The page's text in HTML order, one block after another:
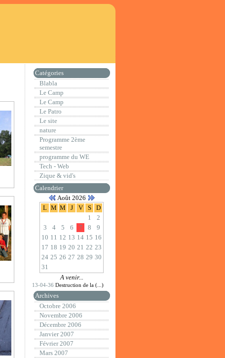
Catégories
Blabla
Le Camp
Le Camp
Le Patro
Le site
nature
Programme 2ème
semestre
programme du WE
Tech - Web
Zique & vid's
Calendrier
Août 2026
L M M J V S
D
1
2
3
4 5 6 7 8
9
10 11 12 13 14 15 16
17 18 19 20 21 22 23
24 25 26 27 28 29 30
31
A venir...
13-04-36 Destruction de la (...)
Archives
Octobre 2006
Novembre 2006
Décembre 2006
Janvier 2007
Février 2007
Mars 2007